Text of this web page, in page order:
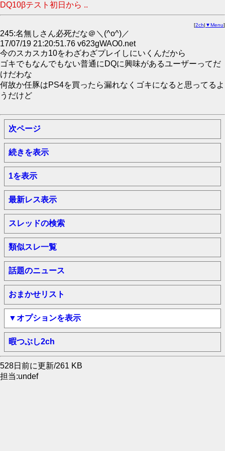
DQ10βテスト初日から ..
[2ch| ▼Menu]
245:名無しさん必死だな＠＼(^o^)／
17/07/19 21:20:51.76 v623gWAO0.net
今のスカスカ10をわざわざプレイしにいくんだから
ゴキでもなんでもない普通にDQに興味があるユーザーってだ
けだわな
何故か任豚はPS4を買ったら漏れなくゴキになると思ってるよ
うだけど
次ページ
続きを表示
1を表示
最新レス表示
スレッドの検索
類似スレ一覧
話題のニュース
おまかせリスト
▼オプションを表示
暇つぶし2ch
528日前に更新/261 KB
担当:undef